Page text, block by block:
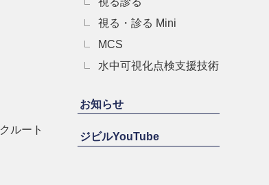
ルート
視る・診る Mini
MCS
水中可視化点検支援技術
お知らせ
ジビルYouTube